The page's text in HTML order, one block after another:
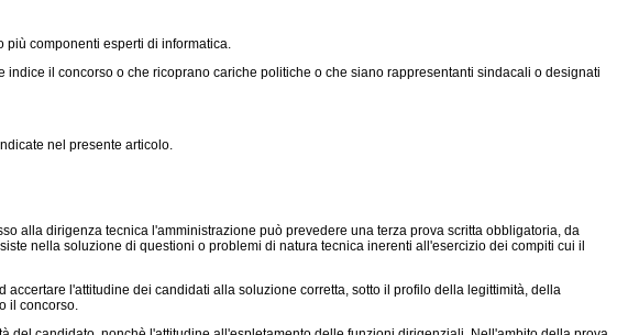
componenti esperti di informatica.
il concorso o che ricoprano cariche politiche o che siano rappresentanti sindacali o designati
nel presente articolo.
alla dirigenza tecnica l'amministrazione può prevedere una terza prova scritta obbligatoria, da
nella soluzione di questioni o problemi di natura tecnica inerenti all'esercizio dei compiti cui il
l'attitudine dei candidati alla soluzione corretta, sotto il profilo della legittimità, della
il concorso.